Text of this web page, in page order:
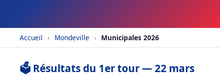
Accueil › Mondeville › Municipales 2026
🗳️ Résultats du 1er tour — 22 mars